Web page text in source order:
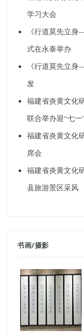
学习大会
《行道莫先立
式在永泰举办
《行道莫先立
发
福建省炎黄文化
联合举办迎“七一
福建省炎黄文化
席会
福建省炎黄文化
县旅游景区采风
书画/摄影